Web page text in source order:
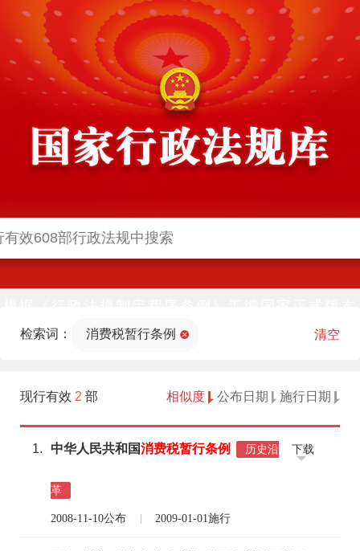
法部官网)同步公布
检索词： 消费税暂行条例 清空
现行有效 2 部 相似度 公布日期 施行日期
1. 中华人民共和国消费税暂行条例 历史沿
革
2008-11-10公布 2009-01-01施行
下载